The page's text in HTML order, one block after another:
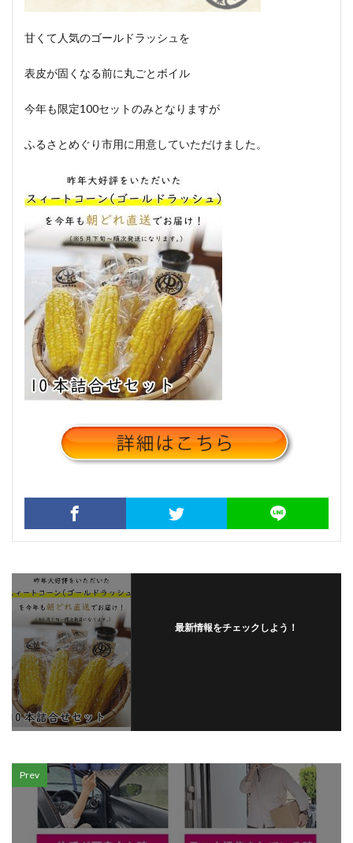
甘くて人気のゴールドラッシュを
表皮が固くなる前に丸ごとボイル
今年も限定100セットのみとなりますが
ふるさとめぐり市用に用意していただけました。
最新情報をチェックしよう！
Prev